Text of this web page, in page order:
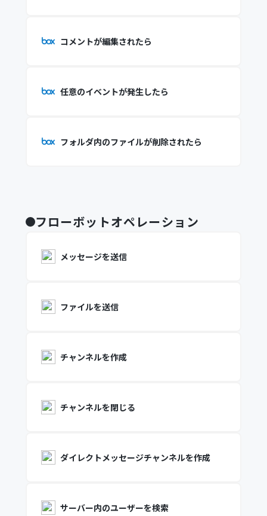
コメントが編集されたら
任意のイベントが発生したら
フォルダ内のファイルが削除されたら
フローボットオペレーション
メッセージを送信
ファイルを送信
チャンネルを作成
チャンネルを閉じる
ダイレクトメッセージチャンネルを作成
サーバー内のユーザーを検索